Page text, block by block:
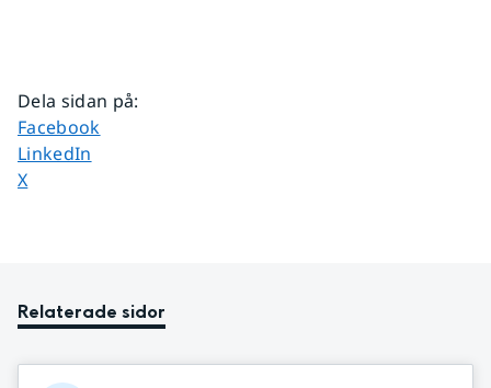
Dela sidan på:
Dela sidan på
Facebook
Dela sidan på
LinkedIn
Dela sidan på
X
Relaterade sidor